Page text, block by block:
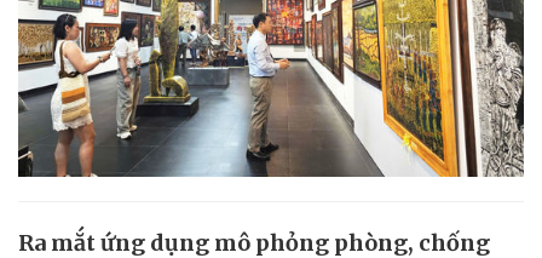
Ra mắt ứng dụng mô phỏng phòng, chống